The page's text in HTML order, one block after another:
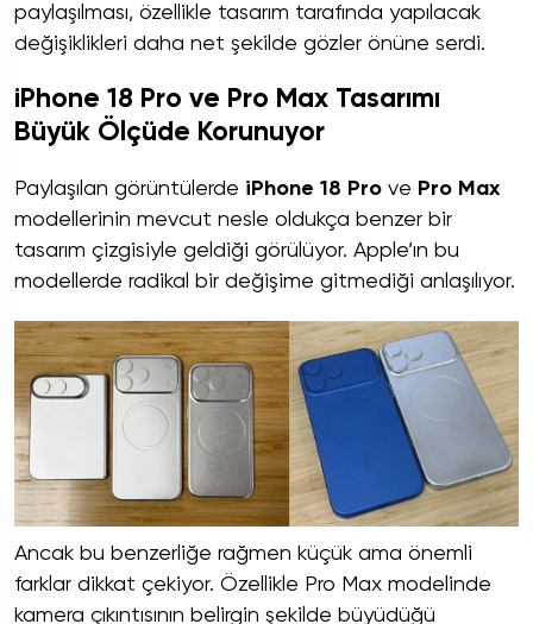
paylaşılması, özellikle tasarım tarafında yapılacak
değişiklikleri daha net şekilde gözler önüne serdi.
iPhone 18 Pro ve Pro Max Tasarımı
Büyük Ölçüde Korunuyor
Paylaşılan görüntülerde iPhone 18 Pro ve Pro Max
modellerinin mevcut nesle oldukça benzer bir
tasarım çizgisiyle geldiği görülüyor. Apple’ın bu
modellerde radikal bir değişime gitmediği anlaşılıyor.
Ancak bu benzerliğe rağmen küçük ama önemli
farklar dikkat çekiyor. Özellikle Pro Max modelinde
kamera çıkıntısının belirgin şekilde büyüdüğü